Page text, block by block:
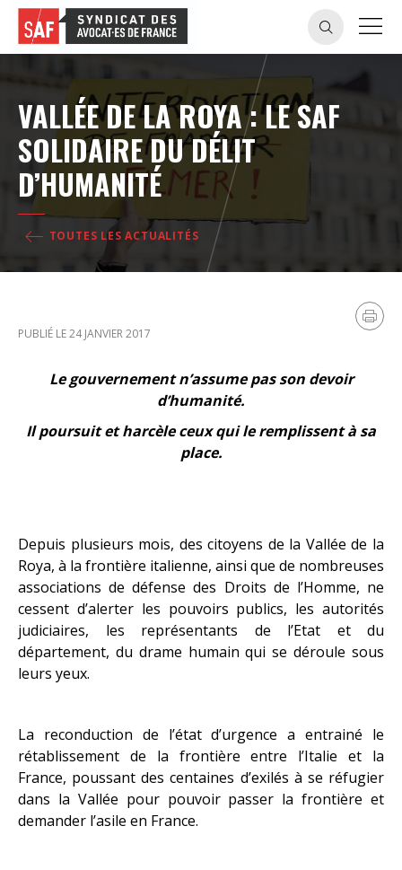
VALLÉE DE LA ROYA : LE SAF
SOLIDAIRE DU DÉLIT
D’HUMANITÉ
TOUTES LES ACTUALITÉS
PUBLIÉ LE 24 JANVIER 2017
Le gouvernement n’assume pas son devoir
d’humanité.
Il poursuit et harcèle ceux qui le remplissent à sa
place.
Depuis plusieurs mois, des citoyens de la Vallée de la
Roya, à la frontière italienne, ainsi que de nombreuses
associations de défense des Droits de l’Homme, ne
cessent d’alerter les pouvoirs publics, les autorités
judiciaires, les représentants de l’Etat et du
département, du drame humain qui se déroule sous
leurs yeux.
La reconduction de l’état d’urgence a entrainé le
rétablissement de la frontière entre l’Italie et la
France, poussant des centaines d’exilés à se réfugier
dans la Vallée pour pouvoir passer la frontière et
demander l’asile en France.